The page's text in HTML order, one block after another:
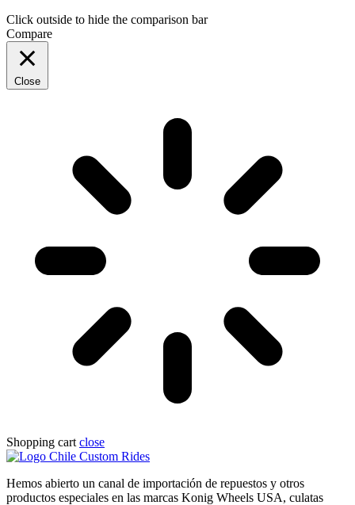
Click outside to hide the comparison bar
Compare
Close
Shopping cart close
Hemos abierto un canal de importación de repuestos y otros
productos especiales en las marcas Konig Wheels USA, culatas